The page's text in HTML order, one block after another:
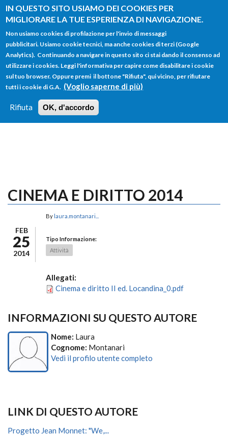
IN QUESTO SITO USIAMO DEI COOKIES PER
MIGLIORARE LA TUE ESPERIENZA DI NAVIGAZIONE.
Non usiamo cookies di profilazione per l'invio di messaggi
pubblicitari. Usiamo cookie tecnici, ma anche cookies di terzi (Google
Analytics). Continuando a navigare in questo sito ci stai dando il consenso ad
utilizzare i cookies. Leggi l'informativa per capire come disabilitare i cookie
sul tuo browser. Oppure premi il bottone "Rifiuta", qui vicino, per rifiutare
tutti i cookie di G.A. (Voglio saperne di più)
Rifiuta OK, d'accordo
Salta al contenuto principale
FORM
DI
RICERCA
Main menu
HOME TUTTI I PROFILI
LOGIN
CINEMA E DIRITTO 2014
FEB
25
2014
By laura.montanari...
Tipo Informazione:
Attività
Allegati:
Cinema e diritto II ed. Locandina_0.pdf
INFORMAZIONI SU QUESTO AUTORE
Nome: Laura
Cognome: Montanari
Vedi il profilo utente completo
LINK DI QUESTO AUTORE
Progetto Jean Monnet: "We,...